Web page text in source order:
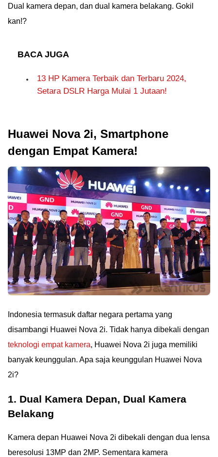
Dual kamera depan, dan dual kamera belakang. Gokil
kan!?
BACA JUGA
13 HP Kamera Terbaik dan Terbaru 2024,
Setara DSLR Harga Mulai 1 Jutaan!
Huawei Nova 2i, Smartphone
dengan Empat Kamera!
Indonesia termasuk daftar negara pertama yang
disambangi Huawei Nova 2i. Tidak hanya dibekali dengan
teknologi empat kamera, Huawei Nova 2i juga memiliki
banyak keunggulan. Apa saja keunggulan Huawei Nova
2i?
1. Dual Kamera Depan, Dual Kamera
Belakang
Kamera depan Huawei Nova 2i dibekali dengan dua lensa
beresolusi 13MP dan 2MP. Sementara kamera